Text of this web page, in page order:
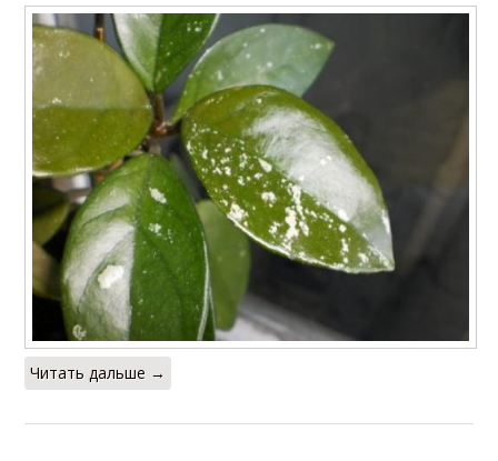
Читать дальше →